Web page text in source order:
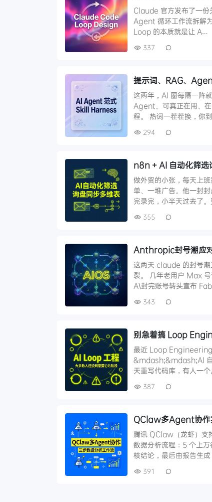
Claude 官方发布了一
Agent 循环工作流拆解
Loop 的本质就是让 A…
337
提示词、RAG、
这两年，AI 圈每隔一阵
Agent。可真正在用、
程。 热词一茬茬换，你
294
n8n + AI 自动化筛选
做外贸的小张，每天上
单、一堆广告。他一封
完录完，小半天过去了
355
Anthropic封号潮应
这两天 claude 的封号潮
裂。 几年老用户 Max 号
A\封完账号转头宣布
343
别急着搞 Loop
最近 Loop Engineering
&mdash;&mdash;AI 自
天重写代码库，有人一
387
QClaw多Agent协作
腾讯 QClaw（龙虾）支
数据分析流程：5 个上
核结论，最后由报告生
391